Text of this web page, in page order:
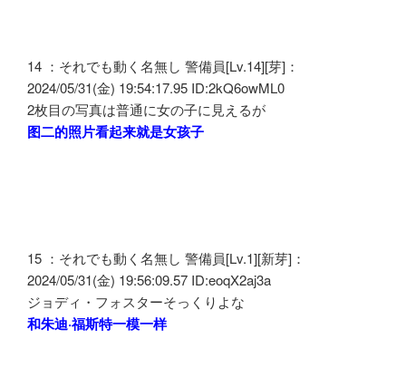
14 ：それでも動く名無し 警備員[Lv.14][芽]：
2024/05/31(金) 19:54:17.95 ID:2kQ6owML0
2枚目の写真は普通に女の子に見えるが
图二的照片看起来就是女孩子
15 ：それでも動く名無し 警備員[Lv.1][新芽]：
2024/05/31(金) 19:56:09.57 ID:eoqX2aj3a
ジョディ・フォスターそっくりよな
和朱迪·福斯特一模一样